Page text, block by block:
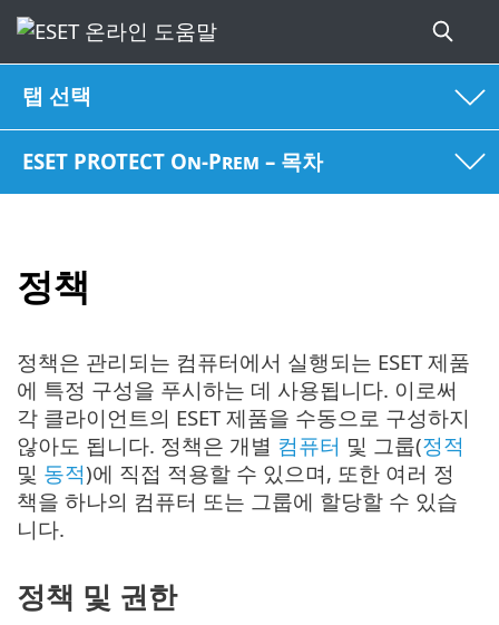
탭 선택
ESET PROTECT On-Prem – 목차
정책
정책은 관리되는 컴퓨터에서 실행되는 ESET 제품
에 특정 구성을 푸시하는 데 사용됩니다. 이로써
각 클라이언트의 ESET 제품을 수동으로 구성하지
않아도 됩니다. 정책은 개별 컴퓨터 및 그룹(정적
및 동적)에 직접 적용할 수 있으며, 또한 여러 정
책을 하나의 컴퓨터 또는 그룹에 할당할 수 있습
니다.
정책 및 권한